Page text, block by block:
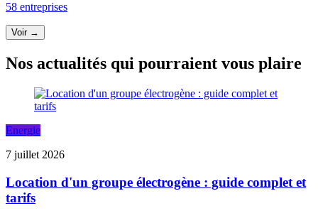
58 entreprises
Voir →
Nos actualités qui pourraient vous plaire
Energie
7 juillet 2026
Location d'un groupe électrogène : guide complet et
tarifs